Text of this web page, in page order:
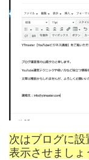
次はブログに
表示させましょ